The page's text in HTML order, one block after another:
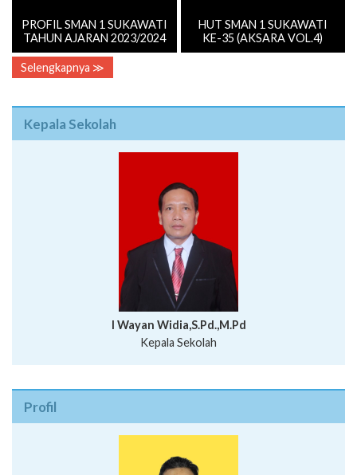
PROFIL SMAN 1 SUKAWATI
TAHUN AJARAN 2023/2024
HUT SMAN 1 SUKAWATI
KE-35 (AKSARA VOL.4)
Selengkapnya ≫
Kepala Sekolah
I Wayan Widia,S.Pd.,M.Pd
Kepala Sekolah
Profil